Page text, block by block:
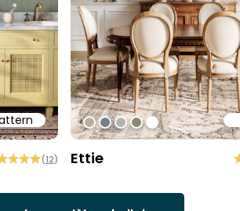
(12)
#b9b1a6
#738186
#b2b2b0
#8b896e
#ffffff
Ettie